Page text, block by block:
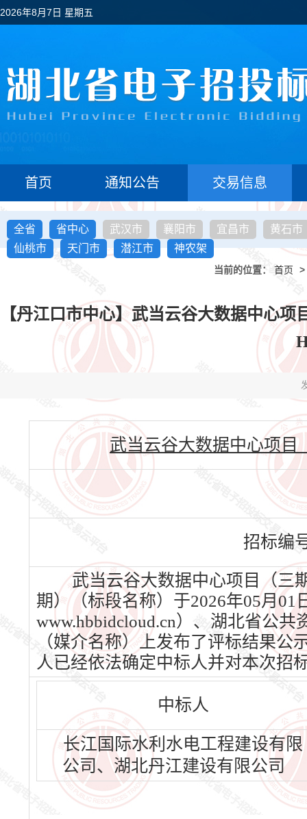
2026年8月7日 星期五
首页 通知公告 交易信息
全省 省中心 武汉市 襄阳市 宜昌市
黄石市
仙桃市
天门市 潜江市 神农架
当前的位置： 首页 >
【丹江口市中心】武当云谷大数据中心
武当云谷大数据中心项目
招标编
武当云谷大数据中心项目（三
期）（标段名称）于2026年05月
www.hbbidcloud.cn）、湖北省公
（媒介名称）上发布了评标结果公
人已经依法确定中标人并对本次招
中标人
长江国际水利水电工程建设有限
公司、湖北丹江建设有限公司